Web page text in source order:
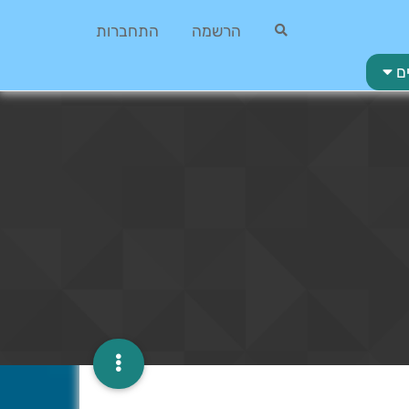
הרשמה התחברות